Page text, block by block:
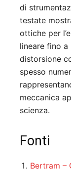
di
testate
ottiche per
lineare fino
distorsione
spesso
meccanica
scienza.
Fonti
Bertram –